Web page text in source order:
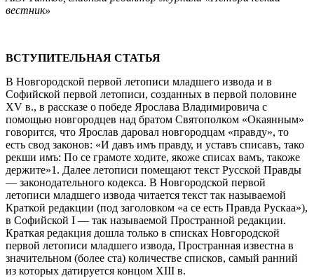
вестник»
ВСТУПИТЕЛЬНАЯ СТАТЬЯ
В Новгородской первой летописи младшего извода и в
Софийской первой летописи, созданных в первой половине
XV в., в рассказе о победе Ярослава Владимировича с
помощью новгородцев над братом Святополком «Окаянным»
говорится, что Ярослав даровал новгородцам «правду», то
есть свод законов: «И давъ имъ правду, и уставъ списавъ, тако
рекши имъ: По се грамоте ходите, якоже списах вамъ, такоже
держите»1. Далее летописи помещают текст Русской Правды
— законодательного кодекса. В Новгородской первой
летописи младшего извода читается текст так называемой
Краткой редакции (под заголовком «а се есть Правда Рускаа»),
в Софийской I — так называемой Пространной редакции.
Краткая редакция дошла только в списках Новгородской
первой летописи младшего извода, Пространная известна в
значительном (более ста) количестве списков, самый ранний
из которых датируется концом XIII в.